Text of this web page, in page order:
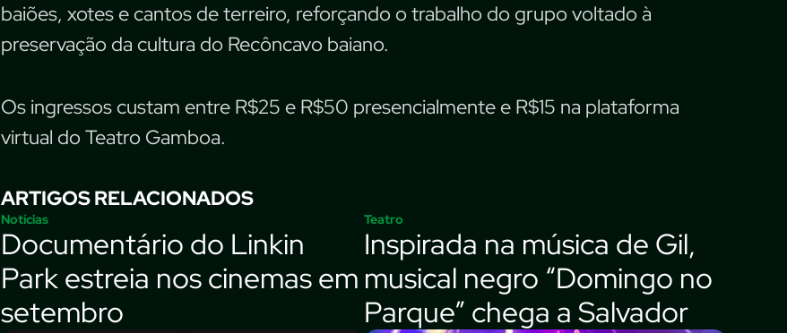
baiões, xotes e cantos de terreiro, reforçando o trabalho do grupo voltado à
preservação da cultura do Recôncavo baiano.
Os ingressos custam entre R$25 e R$50 presencialmente e R$15 na plataforma
virtual do Teatro Gamboa.
ARTIGOS RELACIONADOS
Notícias
Documentário do Linkin
Park estreia nos cinemas em
setembro
Teatro
Inspirada na música de Gil,
musical negro “Domingo no
Parque” chega a Salvador